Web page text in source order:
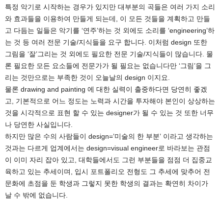
특정 악기로 시작하는 경우가 있지만 대부분의 곡들은 여러 가지 소리
와 효과들을 이용하여 만들게 되는데, 이 모든 것들을 계획하고 만들
고 다듬는 일들은 악기를 ‘연주’하는 것 외에도 소리를 ‘engineering’하
는 것 등 여러 전문 기술/지식들을 요구 합니다. 이처럼 design 또한
그림을 ‘잘’그리는 것 외에도 필요한 전문 기술/지식들이 많습니다. 물
론 필요한 모든 요소들에 전문가가 될 필요는 없습니다만 ‘그림’을 그
리는 것만으로는 부족한 것이 오늘날의 design 이지요.
물론 drawing and painting 에 대한 실력이 출중하다면 당연히 좋겠
고, 기본적으로 어느 정도는 노력과 시간을 투자해야 본인이 상상하는
것을 시각적으로 표현 할 수 있는 designer가 될 수 있는 것 또한 너무
나 당연한 사실입니다.
하지만 많은 수의 사람들이 design=’미술의 한 부분’ 이라고 생각하는
것과는 다르게 업계에서는 design=visual engineer로 바라보는 관점
이 이미 자리 잡아 있고, 대학들에서도 그런 부분들을 점점 더 집중교
육하고 있는 추세이며, 입시 포트폴리오 전형도 그 추세에 맞추어 전
문화에 초점을 둔 학생과 그렇지 못한 학생의 결과는 확연히 차이가
날 수 밖에 없습니다.